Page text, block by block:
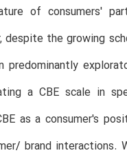
of consumers'
despite the growing
predominantly
a CBE scale in
as a consumer's
brand interactions.